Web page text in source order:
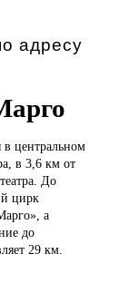
адресу
центральном
в 3,6 км от
До
цирк
а
до
29 км.